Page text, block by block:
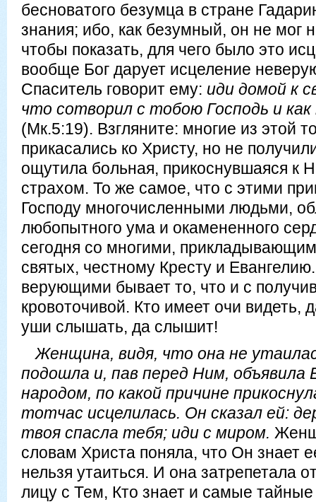
бесноватого безумца в стране
знания; ибо, как безумный, он не мог
чтобы показать, для чего было это
вообще Бог дарует исцеление
Спаситель говорит ему: иди домой к
что сотворил с тобою Господь и
(Мк.5:19). Взгляните: многие из этой
прикасались ко Христу, но не
ощутила больная, прикоснувшаяся к
страхом. То же самое, что с этими
Господу многочисленными людьми,
любопытного ума и окамененного
сегодня со многими,
святых, честному Кресту и
верующими бывает то, что и с
кровоточивой. Кто имеет очи видеть,
уши слышать, да слышит!
Женщина, видя, что она не
подошла и, пав перед Ним, объявила
народом, по какой причине
тотчас исцелилась. Он сказал ей:
твоя спасла тебя; иди с миром.
словам Христа поняла, что Он знает
нельзя утаиться. И она затрепетала
лицу с Тем, Кто знает и самые тайные